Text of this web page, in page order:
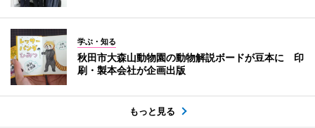
学ぶ・知る
秋田市大森山動物園の動物解説ボードが豆本に 印
刷・製本会社が企画出版
もっと見る